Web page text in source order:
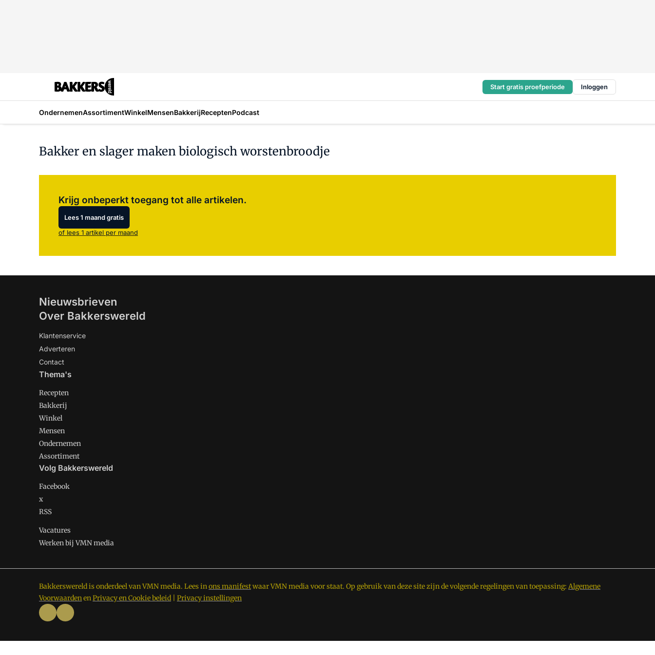
Start gratis proefperiode Inloggen
OndernemenAssortimentWinkelMensenBakkerijReceptenPodcast
Bakker en slager maken biologisch worstenbroodje
Krijg onbeperkt toegang tot alle artikelen.
Lees 1 maand gratis
of lees 1 artikel per maand
Nieuwsbrieven
Over Bakkerswereld
Klantenservice
Adverteren
Contact
Thema's
Recepten
Bakkerij
Winkel
Mensen
Ondernemen
Assortiment
Volg Bakkerswereld
Facebook
x
RSS
Vacatures
Werken bij VMN media
Bakkerswereld is onderdeel van VMN media. Lees inons manifestwaar VMN media voor staat. Op gebruik van deze site zijn de volgende regelingen van toepassing: Algemene
VoorwaardenenPrivacy en Cookie beleid Privacy instellingen